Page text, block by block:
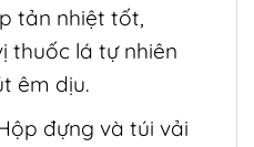
tản nhiệt tốt,
thuốc lá tự nhiên
êm dịu.
đựng và túi vải